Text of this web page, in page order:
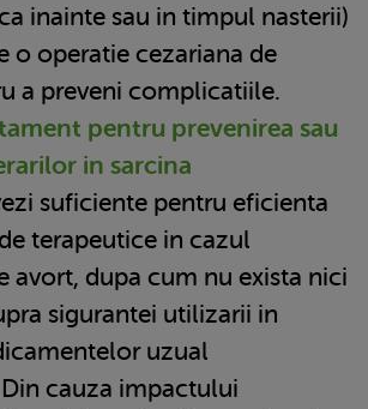
inainte sau in timpul nasterii)
o operatie cezariana de
a preveni complicatiile.
pentru prevenirea sau
in sarcina
suficiente pentru eficienta
terapeutice in cazul
avort, dupa cum nu exista nici
sigurantei utilizarii in
uzual
cauza impactului